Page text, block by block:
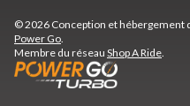
© 2026 Conception et hébergement
Power Go.
Membre du réseau Shop A Ride.